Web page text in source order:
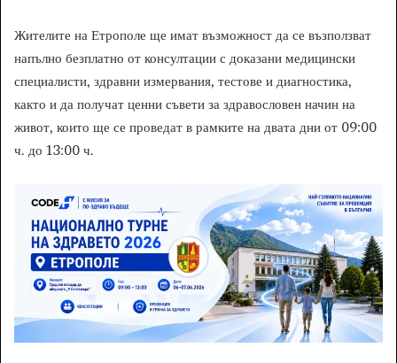
Жителите на Етрополе ще имат възможност да се възползват
напълно безплатно от консултации с доказани медицински
специалисти, здравни измервания, тестове и диагностика,
както и да получат ценни съвети за здравословен начин на
живот, които ще се проведат в рамките на двата дни от 09:00
ч. до 13:00 ч.